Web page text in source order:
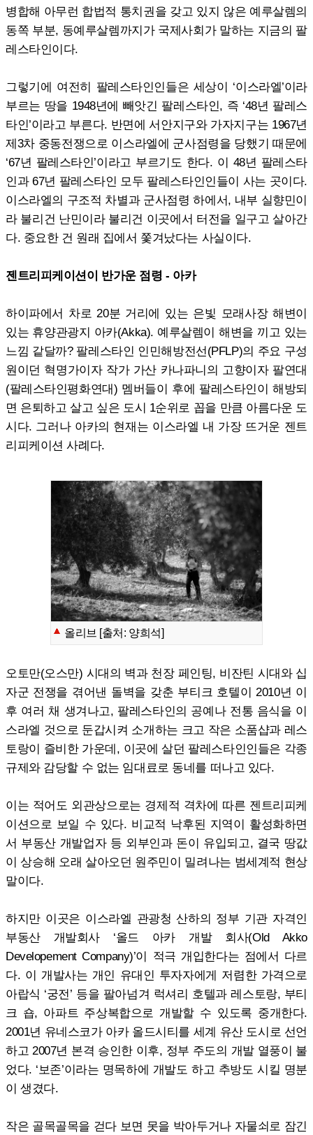
병합해 아무런 합법적 통치권을 갖고 있지 않은 예루살렘의
동쪽 부분, 동예루살렘까지가 국제사회가 말하는 지금의 팔
레스타인이다.
그렇기에 여전히 팔레스타인인들은 세상이 ‘이스라엘’이라
부르는 땅을 1948년에 빼앗긴 팔레스타인, 즉 ‘48년 팔레스
타인’이라고 부른다. 반면에 서안지구와 가자지구는 1967년
제3차 중동전쟁으로 이스라엘에 군사점령을 당했기 때문에
‘67년 팔레스타인’이라고 부르기도 한다. 이 48년 팔레스타
인과 67년 팔레스타인 모두 팔레스타인인들이 사는 곳이다.
이스라엘의 구조적 차별과 군사점령 하에서, 내부 실향민이
라 불리건 난민이라 불리건 이곳에서 터전을 일구고 살아간
다. 중요한 건 원래 집에서 쫓겨났다는 사실이다.
젠트리피케이션이 반가운 점령 - 아카
하이파에서 차로 20분 거리에 있는 은빛 모래사장 해변이
있는 휴양관광지 아카(Akka). 예루살렘이 해변을 끼고 있는
느낌 같달까? 팔레스타인 인민해방전선(PFLP)의 주요 구성
원이던 혁명가이자 작가 가산 카나파니의 고향이자 팔연대
(팔레스타인평화연대) 멤버들이 후에 팔레스타인이 해방되
면 은퇴하고 살고 싶은 도시 1순위로 꼽을 만큼 아름다운 도
시다. 그러나 아카의 현재는 이스라엘 내 가장 뜨거운 젠트
리피케이션 사례다.
올리브 [출처: 양희석]
오토만(오스만) 시대의 벽과 천장 페인팅, 비잔틴 시대와 십
자군 전쟁을 겪어낸 돌벽을 갖춘 부티크 호텔이 2010년 이
후 여러 채 생겨나고, 팔레스타인의 공예나 전통 음식을 이
스라엘 것으로 둔갑시켜 소개하는 크고 작은 소품샵과 레스
토랑이 즐비한 가운데, 이곳에 살던 팔레스타인인들은 각종
규제와 감당할 수 없는 임대료로 동네를 떠나고 있다.
이는 적어도 외관상으로는 경제적 격차에 따른 젠트리피케
이션으로 보일 수 있다. 비교적 낙후된 지역이 활성화하면
서 부동산 개발업자 등 외부인과 돈이 유입되고, 결국 땅값
이 상승해 오래 살아오던 원주민이 밀려나는 범세계적 현상
말이다.
하지만 이곳은 이스라엘 관광청 산하의 정부 기관 자격인
부동산 개발회사 ‘올드 아카 개발 회사(Old Akko
Developement Company)’이 적극 개입한다는 점에서 다르
다. 이 개발사는 개인 유대인 투자자에게 저렴한 가격으로
아랍식 ‘궁전’ 등을 팔아넘겨 럭셔리 호텔과 레스토랑, 부티
크 숍, 아파트 주상복합으로 개발할 수 있도록 중개한다.
2001년 유네스코가 아카 올드시티를 세계 유산 도시로 선언
하고 2007년 본격 승인한 이후, 정부 주도의 개발 열풍이 불
었다. ‘보존’이라는 명목하에 개발도 하고 추방도 시킬 명분
이 생겼다.
작은 골목골목을 걷다 보면 못을 박아두거나 자물쇠로 잠긴